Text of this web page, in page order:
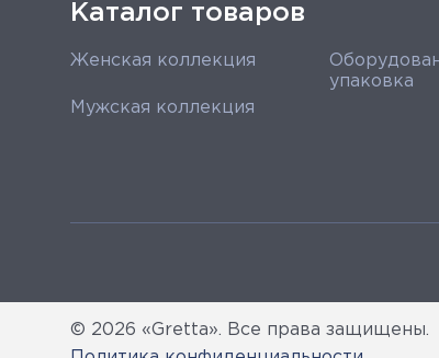
Каталог товаров
Женская коллекция
Мужская коллекция
упаковка
© 2026 «Gretta». Все права защищены.